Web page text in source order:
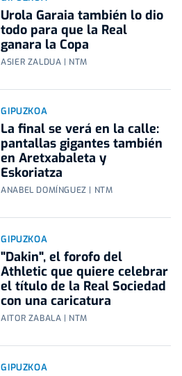
Urola Garaia también lo dio
todo para que la Real
ganara la Copa
ASIER ZALDUA | NTM
GIPUZKOA
La final se verá en la calle:
pantallas gigantes también
en Aretxabaleta y
Eskoriatza
ANABEL DOMÍNGUEZ | NTM
GIPUZKOA
"Dakin", el forofo del
Athletic que quiere celebrar
el título de la Real Sociedad
con una caricatura
AITOR ZABALA | NTM
GIPUZKOA